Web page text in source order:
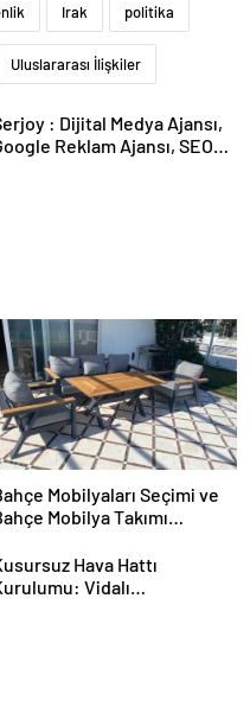
Irak politika
Uluslararası İlişkiler
: Dijital Medya Ajansı,
Reklam Ajansı, SEO
Mobilyaları Seçimi ve
Mobilya Takımı
Hava Hattı
Vidalı